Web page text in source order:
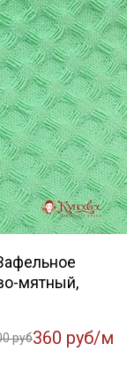
мятный,
руб360 руб/м